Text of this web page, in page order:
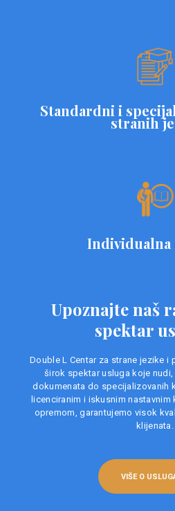
Standardni i
stranih
Individualna
Upoznajte naš
spektar
Double L Centar za strane jezike i
širok spektar usluga koje
dokumenata do specijalizovanih
licenciranim i iskusnim
opremom, garantujemo visok
klijenata.
VIŠE O